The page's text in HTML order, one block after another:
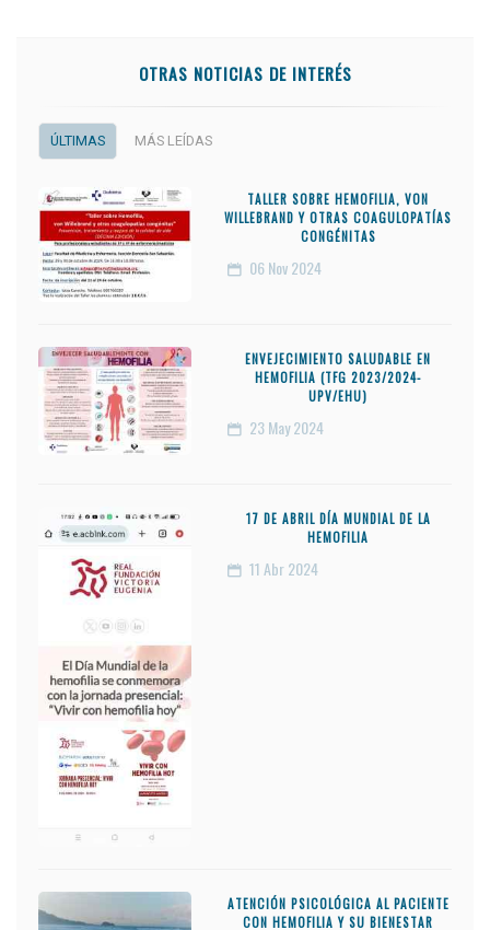
OTRAS NOTICIAS DE INTERÉS
ÚLTIMAS MÁS LEÍDAS
TALLER SOBRE HEMOFILIA, VON
WILLEBRAND Y OTRAS COAGULOPATÍAS
CONGÉNITAS
06 Nov 2024
ENVEJECIMIENTO SALUDABLE EN
HEMOFILIA (TFG 2023/2024-
UPV/EHU)
23 May 2024
17 DE ABRIL DÍA MUNDIAL DE LA
HEMOFILIA
11Abr 2024
ATENCIÓN PSICOLÓGICA AL PACIENTE
CON HEMOFILIA Y SU BIENESTAR